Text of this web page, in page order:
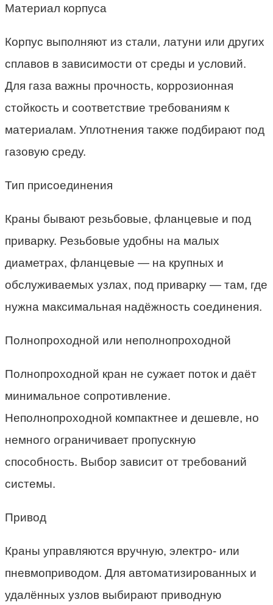
Материал корпуса
Корпус выполняют из стали, латуни или других
сплавов в зависимости от среды и условий.
Для газа важны прочность, коррозионная
стойкость и соответствие требованиям к
материалам. Уплотнения также подбирают под
газовую среду.
Тип присоединения
Краны бывают резьбовые, фланцевые и под
приварку. Резьбовые удобны на малых
диаметрах, фланцевые — на крупных и
обслуживаемых узлах, под приварку — там, где
нужна максимальная надёжность соединения.
Полнопроходной или неполнопроходной
Полнопроходной кран не сужает поток и даёт
минимальное сопротивление.
Неполнопроходной компактнее и дешевле, но
немного ограничивает пропускную
способность. Выбор зависит от требований
системы.
Привод
Краны управляются вручную, электро- или
пневмоприводом. Для автоматизированных и
удалённых узлов выбирают приводную